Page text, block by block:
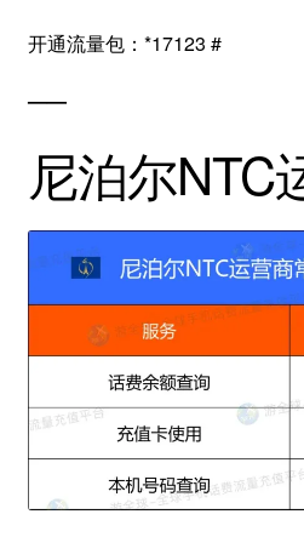
开通流量包：*17123 #
——
尼泊尔NTC